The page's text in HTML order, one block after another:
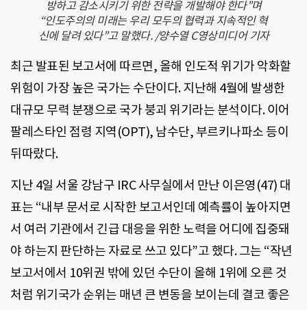
방하고 감소시키기 위한 전략을 개발해야 한다”며
“인도주의의 미래는 우리 모두의 협력과 지속적인 혁
신에 달려 있다”고 말했다. /양수열 C영상미디어 기자
최근 발표된 보고서에 따르면, 올해 인도적 위기가 악화할
위험이 가장 높은 국가는 수단이다. 지난해 4월에 발생한
대규모 무력 분쟁으로 국가 붕괴 위기라는 분석이다. 이어
팔레스타인 점령 지역(OPT), 남수단, 부르키나파소 등이
뒤따랐다.
지난 4일 서울 강남구 IRC 사무실에서 만난 이은영(47) 대
표는 “내부 문서로 시작한 보고서인데 예측률이 높아지면
서 여러 기관에서 긴급 대응을 위한 노력을 어디에 집중돼
야 하는지 판단하는 자료로 쓰고 있다”고 했다. 그는 “작년
보고서에서 10위권 밖에 있던 수단이 올해 1위에 오른 것
처럼 위기국가 순위는 매년 큰 변동을 보이는데 결코 좋은